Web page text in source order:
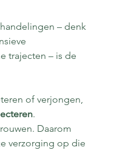
– denk
trajecten – is de
of verjongen,
.
Daarom
verzorging op die